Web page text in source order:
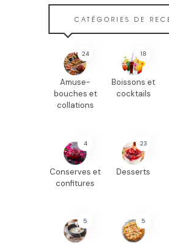
CATÉGORIES DE
24
Amuse-
bouches et
collations
18
Boissons et
cocktails
4
Conserves et
confitures
23
Desserts
5 5